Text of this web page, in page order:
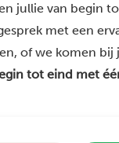
jullie van begin
met een
of we komen bij
tot eind met